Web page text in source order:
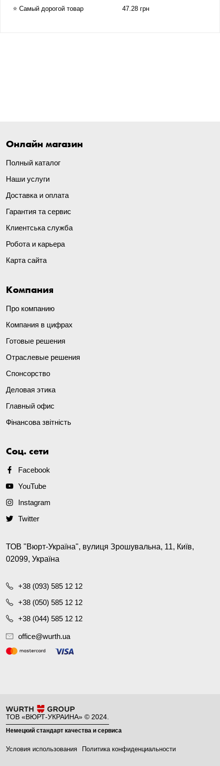
⭐ Самый дорогой товар 47.28 грн
Онлайн магазин
Полный каталог
Наши услуги
Доставка и оплата
Гарантия та сервис
Клиентська служба
Робота и карьера
Карта сайта
Компания
Про компанию
Компания в цифрах
Готовые решения
Отраслевые решения
Спонсорство
Деловая этика
Главный офис
Фінансова звітність
Соц. сети
Facebook
YouTube
Instagram
Twitter
ТОВ "Вюрт-Україна", вулиця Зрошувальна, 11, Київ,
02099, Україна
+38 (093) 585 12 12
+38 (050) 585 12 12
+38 (044) 585 12 12
office@wurth.ua
ТОВ «ВЮРТ-УКРАИНА» © 2024.
Немецкий стандарт качества и сервиса
Условия использования Политика конфиденциальности